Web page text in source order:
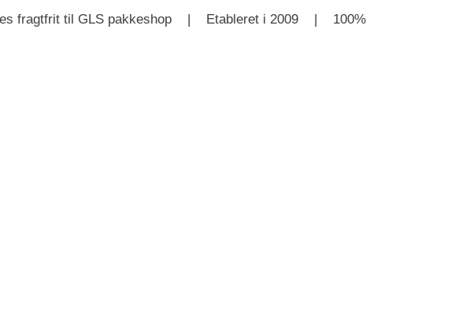
fragtfrit til GLS pakkeshop | Etableret i 2009 | 100%